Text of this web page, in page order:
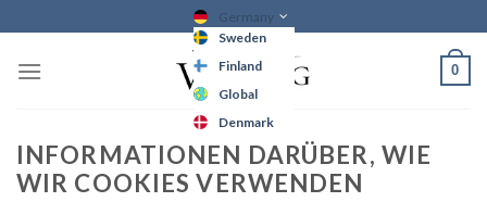
to
content
Germany
Sweden
Finland
Global
Denmark
0
INFORMATIONEN DARÜBER, WIE
WIR COOKIES VERWENDEN